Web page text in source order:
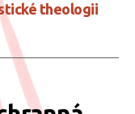
theologii